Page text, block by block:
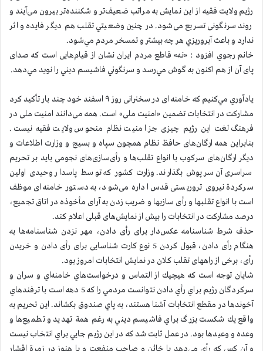
رژیم ولايت فقيه از این نمایش به مراتب ضعیف‌تر و شکننده‌تر بیرون می‌آیند و
روند سرنگونی تسریع می‌شود. در چنين وضعيتي تقلب هم ديگر فايده و اثر
ندارد و باعث آبروريزي هر چه بيشتر و تمسخر مردم مي‌شود.
خانم رجوي افزود : «نـه» قاطع مردم ايران نشان از قیام‌هایی است که صدای
پای آن از هم اكنون به گوش مي‌رسد و سرنگوني فاشيسم ديني را نويد مي‌دهد.
يادآوري مي‌كنيم كه خامنه ای در سخنرانی روز ۹ اسفند خود چند بار تأکید کرد
مشارکت در انتخابات تضمین «امنیت ملی» است. همه می‌دانند امنیت ملی در
فرهنگ لغت اين رژیم چیزی جز امنیت نظام منحوس ولایت فقیه نیست.
بنابراین همه ارگان‌های حافظ نظام همچون سپاه و بسیج و وزارت اطلاعات و
دیگر ارگان‌های سرکوب با انواع تقلب‌ها و رأی‌سازی‌های نجومی باید بر تحریم
سراسری آن سرپوش بگذارند. وزارت کشور که توسط پاسدار وحیدی اولین
سرکردة نیروی تروریستی قدس اداره می‌شود، به دستور خامنه‌ای موظف
است با انواع تقلبها و رأی سازیها و ضریب زدن به آرای مأخوذه در اتاق تجمیع،
درصد مشارکت در انتخابات را بیش از نمایش‌های قبلی اعلام کند.
حذف شرط شناسنامه عکس‌دار برای رأی دادن، مهر نزدن شناسنامه‌ها به
هنگام رأی دادن، قبول کردن 5 نوع کارت شناسایی برای رأی دادن و خریدن
رأی، برخی از راههای تقلب کلان در نمایش انتخابات امروز بود.
شايان توجه است كه هيچيك از التماس و درخواست‌هاي خامنه‌اي و سران و
سركردگان رژيم براي رأي دادن نتوانست مردمي را كه 5 دهه است با ترفندهاي
آخوندها در مقطع انتخابات آشنا هستند، به پاي صندوق بكشاند. اين تحريم به
واقع يك شكست بزرگ براي فاشيسم ديني به رغم همة تهديد و تطميع‌ها و
وعده و وعيدها بود. در عمل ثابت شد كه در اين رژيم جايي براي انتخاب نيست